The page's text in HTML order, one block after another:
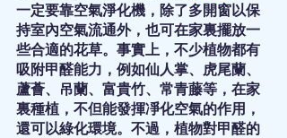
一定要靠空氣淨化機，除了多開窗以保
持室內空氣流通外，也可在家裏擺放一
些合適的花草。事實上，不少植物都有
吸附甲醛能力，例如仙人掌、虎尾蘭、
蘆薈、吊蘭、富貴竹、常青藤等，在家
裏種植，不但能發揮凈化空氣的作用，
還可以綠化環境。不過，植物對甲醛的